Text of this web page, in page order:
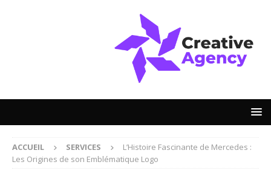
ACCUEIL SERVICES
L’Histoire Fascinante de Mercedes :
Les Origines de son Emblématique Logo